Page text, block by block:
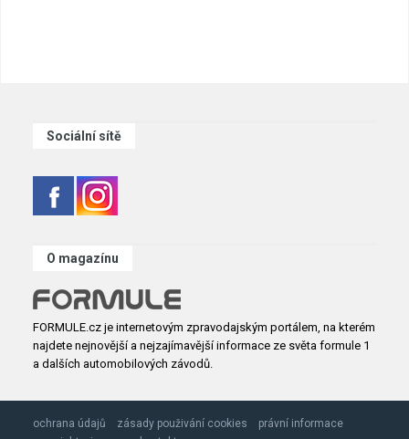
Sociální sítě
O magazínu
FORMULE.cz je internetovým zpravodajským portálem, na kterém
najdete nejnovější a nejzajímavější informace ze světa formule 1
a dalších automobilových závodů.
ochrana údajů zásady použivání cookies
právní informace